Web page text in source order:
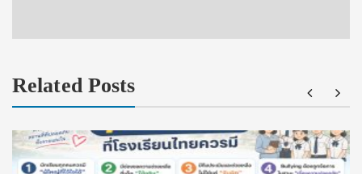
Related Posts